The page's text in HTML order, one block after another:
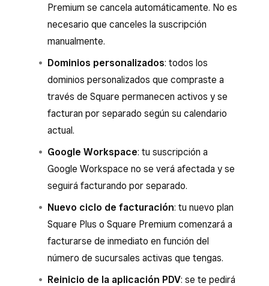
Premium se cancela automáticamente. No es
necesario que canceles la suscripción
manualmente.
Dominios personalizados: todos los
dominios personalizados que compraste a
través de Square permanecen activos y se
facturan por separado según su calendario
actual.
Google Workspace: tu suscripción a
Google Workspace no se verá afectada y se
seguirá facturando por separado.
Nuevo ciclo de facturación: tu nuevo plan
Square Plus o Square Premium comenzará a
facturarse de inmediato en función del
número de sucursales activas que tengas.
Reinicio de la aplicación PDV: se te pedirá